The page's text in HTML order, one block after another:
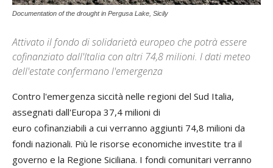
Documentation of the drought in Pergusa Lake, Sicily
Attivato il fondo di solidarietà europeo che potrà essere
cofinanziato dall'Italia con altri 74,8 milioni. I dati meteo
dell'estate confermano l'emergenza
Contro l'emergenza siccità nelle regioni del Sud Italia,
assegnati dall'Europa 37,4 milioni di
euro cofinanziabili a cui verranno aggiunti 74,8 milioni da
fondi nazionali. Più le risorse economiche investite tra il
governo e la Regione Siciliana. I fondi comunitari verranno